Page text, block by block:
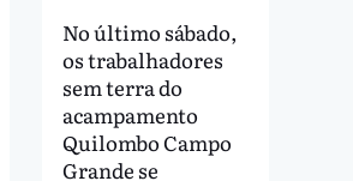
No último sábado,
os trabalhadores
sem terra do
acampamento
Quilombo Campo
Grande se